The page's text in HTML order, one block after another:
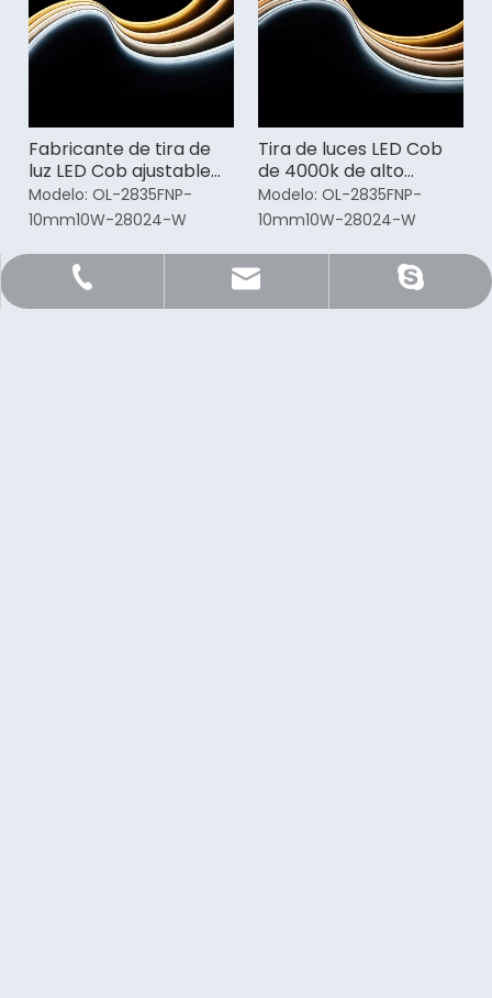
Fabricante de tira de
luz LED Cob ajustable
de 4000k
Modelo: OL-2835FNP-
10mm10W-28024-W
Tira de luces LED Cob
de 4000k de alto
lúmenes para
gabinetes
Modelo: OL-2835FNP-
10mm10W-28024-W
+86 21 63166512
Sale@orientlighting.com
orientlighting